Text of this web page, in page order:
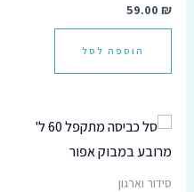
59.00₪
הוספה לסל
סידור וארגון